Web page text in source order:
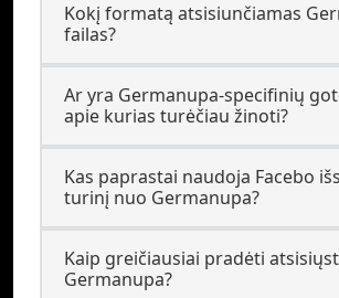
Kokį formatą atsisiunčiamas
failas?
Ar yra Germanupa-specifinių
apie kurias turėčiau žinoti?
Kas paprastai naudoja Facebo
turinį nuo Germanupa?
Kaip greičiausiai pradėti
Germanupa?